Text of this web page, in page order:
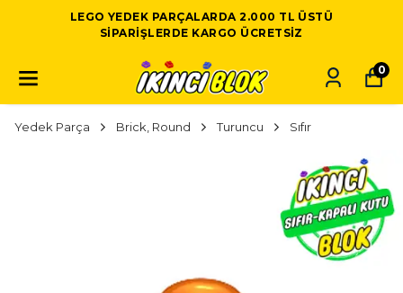
LEGO YEDEK PARÇALARDA 2.000 TL ÜSTÜ
SIPARIŞLERDE KARGO ÜCRETSIZ
0
Yedek Parça Brick, Round Turuncu Sıfır